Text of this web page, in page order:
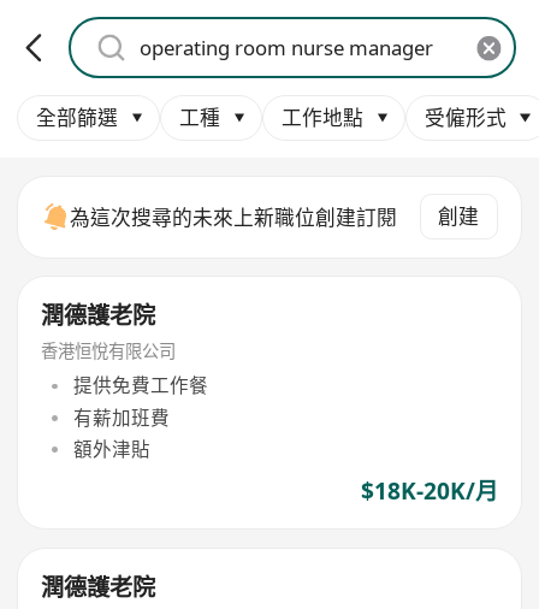
全部篩選 工種 工作地點 受僱形式
為這次搜尋的未來上新職位創建訂閱 創建
潤德護老院
香港恒悅有限公司
提供免費工作餐
有薪加班費
額外津貼
$18K-20K/月
潤德護老院